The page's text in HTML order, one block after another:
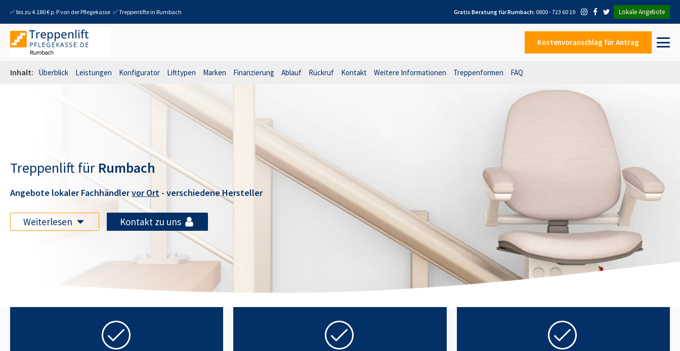
✅ bis zu 4.180 € p. P von der Pflegekasse ✅ Treppenlifte in Rumbach Gratis Beratung fürRumbach: 0800 - 723 60 19 Lokale Angebote
Kostenvoranschlag für Antrag
Inhalt: Überblick Leistungen Konfigurator Lifttypen Marken Finanzierung Ablauf Rückruf Kontakt Weitere Informationen Treppenformen FAQ
Treppenlift für Rumbach
Angebote lokaler Fachhändlervor Ort - verschiedene Hersteller
Weiterlesen Kontakt zu uns